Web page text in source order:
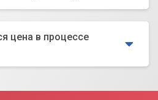
цена в процессе